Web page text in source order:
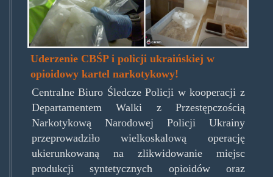
Uderzenie CBŚP i policji ukraińskiej w
opioidowy kartel narkotykowy!
Centralne Biuro Śledcze Policji w kooperacji z
Departamentem Walki z Przestępczością
Narkotykową Narodowej Policji Ukrainy
przeprowadziło wielkoskalową operację
ukierunkowaną na zlikwidowanie miejsc
produkcji syntetycznych opioidów oraz